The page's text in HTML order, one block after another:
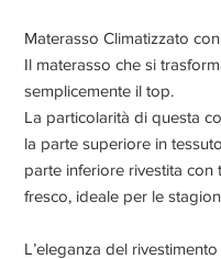
Materasso Climatizzato
Il materasso che si
semplicemente il top.
La particolarità di questa
la parte superiore in
parte inferiore rivestita con
fresco, ideale per le
L’eleganza del